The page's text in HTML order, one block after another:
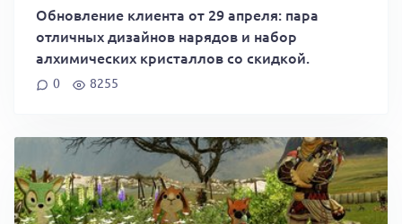
Обновление клиента от 29 апреля: пара
отличных дизайнов нарядов и набор
алхимических кристаллов со скидкой.
0 8255